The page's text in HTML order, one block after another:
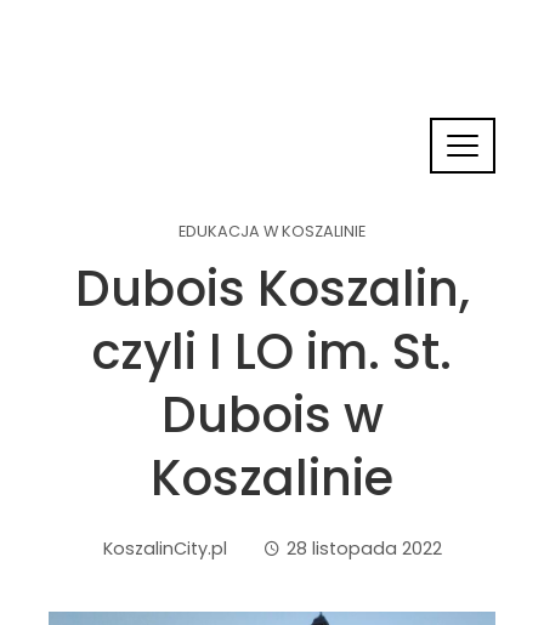
EDUKACJA W KOSZALINIE
Dubois Koszalin,
czyli I LO im. St.
Dubois w
Koszalinie
KoszalinCity.pl 28 listopada 2022